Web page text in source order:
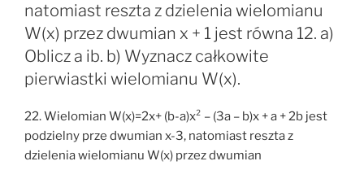
natomiast reszta z dzielenia wielomianu
W(x) przez dwumian x + 1 jest równa 12. a)
Oblicz a ib. b) Wyznacz całkowite
pierwiastki wielomianu W(x).
22. Wielomian W(x)=2x+ (b-a)x² – (3a – b)x + a + 2b jest
podzielny prze dwumian x-3, natomiast reszta z
dzielenia wielomianu W(x) przez dwumian